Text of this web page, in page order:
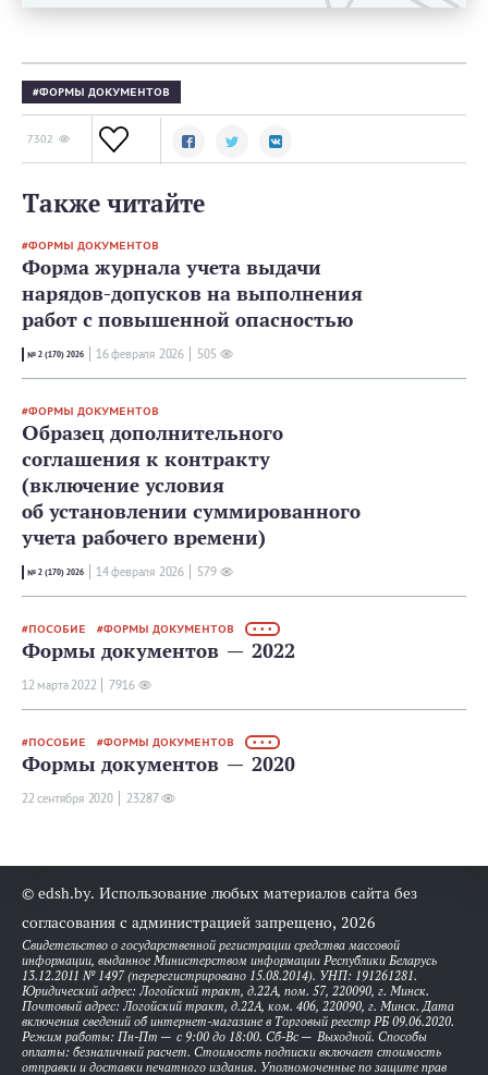
ФОРМЫ ДОКУМЕНТОВ
7302
Также читайте
ФОРМЫ ДОКУМЕНТОВ
Форма журнала учета выдачи
нарядов-допусков на выполнения
работ с повышенной опасностью
№ 2 (170) 2026 16 февраля 2026 505
ФОРМЫ ДОКУМЕНТОВ
Образец дополнительного
соглашения к контракту
(включение условия
об установлении суммированного
учета рабочего времени)
№ 2 (170) 2026 14 февраля 2026 579
ПОСОБИЕ ФОРМЫ ДОКУМЕНТОВ • • •
Формы документов — 2022
12 мартa 2022 7916
ПОСОБИЕ ФОРМЫ ДОКУМЕНТОВ • • •
Формы документов — 2020
22 сентября 2020 23287
© edsh.by. Использование любых материалов сайта без
согласования с администрацией запрещено, 2026
Свидетельство о государственной регистрации средства массовой
информации, выданное Министерством информации Республики Беларусь
13.12.2011 № 1497 (перерегистрировано 15.08.2014). УНП: 191261281.
Юридический адрес: Логойский тракт, д.22А, пом. 57, 220090, г. Минск.
Почтовый адрес: Логойский тракт, д.22А, ком. 406, 220090, г. Минск. Дата
включения сведений об интернет-магазине в Торговый реестр РБ 09.06.2020.
Режим работы: Пн-Пт — с 9:00 до 18:00. Сб-Вс — Выходной. Способы
оплаты: безналичный расчет. Стоимость подписки включает стоимость
отправки и доставки печатного издания. Уполномоченные по защите прав